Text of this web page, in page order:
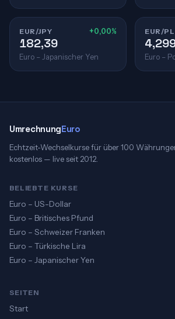
EUR/JPY +0,00%
182,39
Euro – Japanischer Yen
EUR/
Euro –
UmrechnungEuro
Echtzeit-Wechselkurse für über 100
kostenlos — live seit 2012.
BELIEBTE KURSE
Euro – US-Dollar
Euro – Britisches Pfund
Euro – Schweizer Franken
Euro – Türkische Lira
Euro – Japanischer Yen
SEITEN
Start